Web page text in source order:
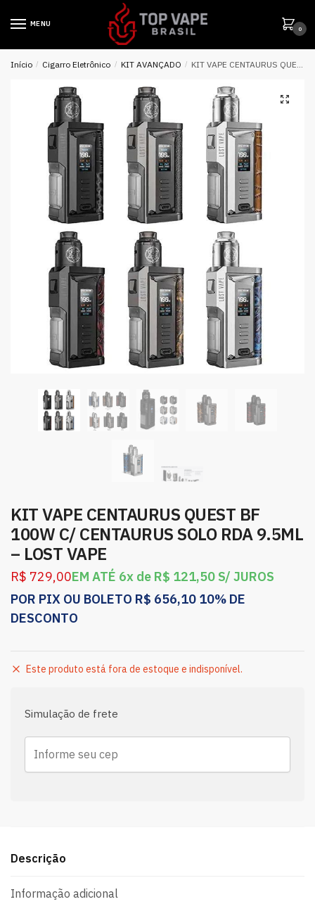
MENU
0
Início / Cigarro Eletrônico / KIT AVANÇADO / KIT VAPE CENTAURUS QUEST BF 100W C/ CENTAURUS SOLO RDA 9.5ML – LOST VAPE
KIT VAPE CENTAURUS QUEST BF
100W C/ CENTAURUS SOLO RDA 9.5ML
– LOST VAPE
R$ 729,00EM ATÉ 6x de R$ 121,50 S/ JUROS
POR PIX OU BOLETO R$ 656,10 10% DE
DESCONTO
Este produto está fora de estoque e indisponível.
Simulação de frete
Descrição
Informação adicional